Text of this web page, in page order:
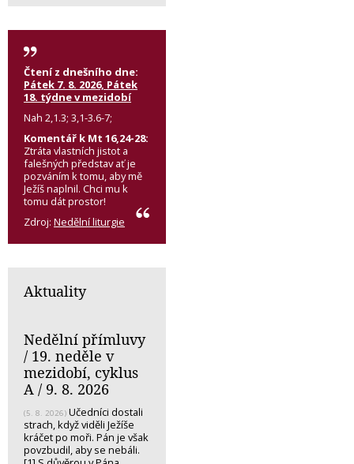
Čtení z dnešního dne:
Pátek 7. 8. 2026, Pátek
18. týdne v mezidobí
Nah 2,1.3; 3,1-3.6-7;
Komentář k Mt 16,24-28:
Ztráta vlastních jistot a
falešných představ ať je
pozváním k tomu, aby mě
Ježíš naplnil. Chci mu k
tomu dát prostor!
Zdroj: Nedělní liturgie
Aktuality
Nedělní přímluvy
/ 19. neděle v
mezidobí, cyklus
A / 9. 8. 2026
(5. 8. 2026) Učedníci dostali
strach, když viděli Ježíše
kráčet po moři. Pán je však
povzbudil, aby se nebáli.